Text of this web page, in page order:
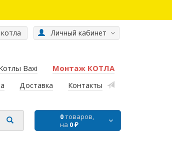
Личный кабинет
Baxi
Монтаж КОТЛА
Доставка Контакты
0товаров,
на 0 ₽